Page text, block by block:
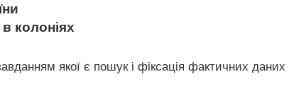
колоніях
якої є пошук і фіксація фактичних даних